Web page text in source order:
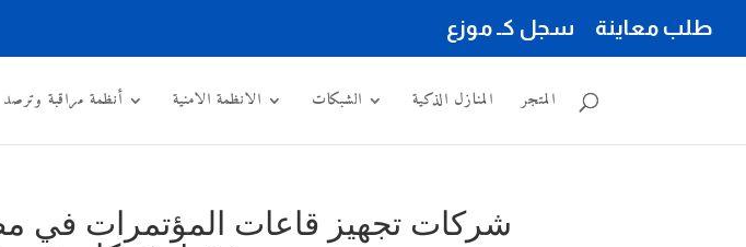
سجل كـ موزع طلب معاينة
أنظمة مراقبة وترصد الانظمة الامنية الشبكات المنازل الذكية المتجر
شركات تجهيز قاعات المؤتمرات